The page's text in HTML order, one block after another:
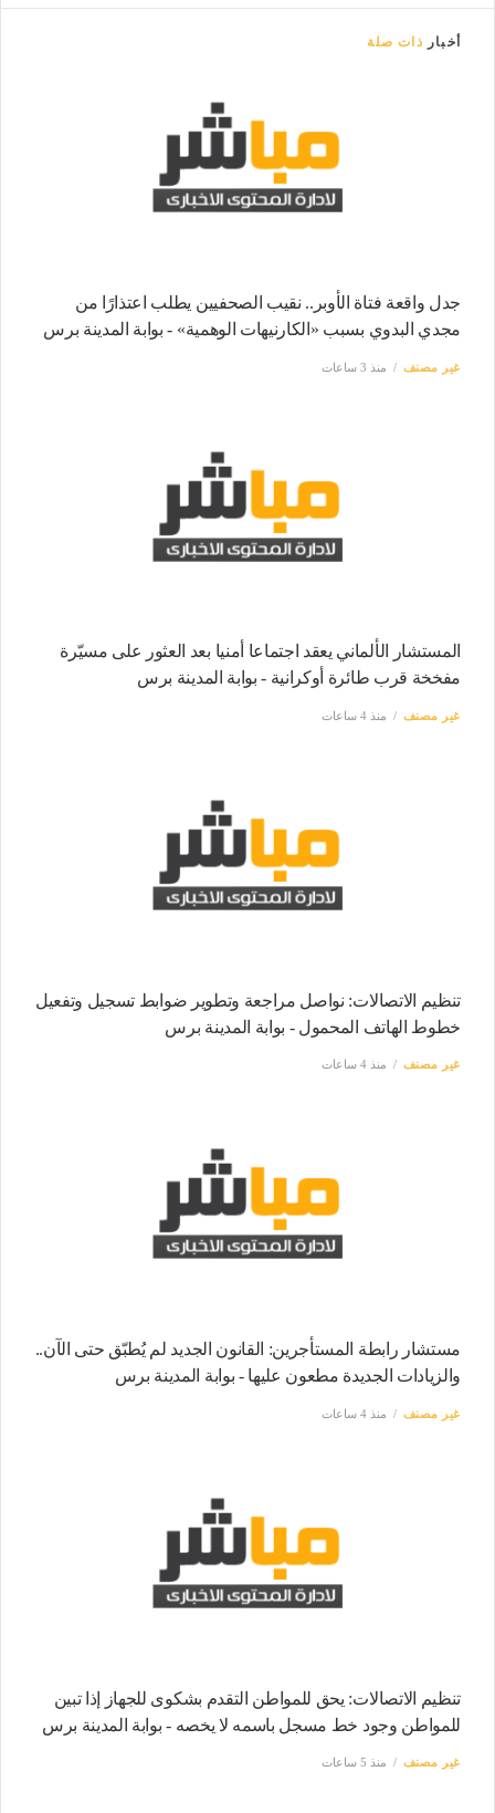
أخبار ذات صلة
جدل واقعة فتاة الأوبر.. نقيب الصحفيين يطلب اعتذارًا من
مجدي البدوي بسبب «الكارنيهات الوهمية» - بوابة المدينة برس
غير مصنف منذ 3 ساعات
المستشار الألماني يعقد اجتماعا أمنيا بعد العثور على مسيّرة
مفخخة قرب طائرة أوكرانية - بوابة المدينة برس
غير مصنف منذ 4 ساعات
تنظيم الاتصالات: نواصل مراجعة وتطوير ضوابط تسجيل وتفعيل
خطوط الهاتف المحمول - بوابة المدينة برس
غير مصنف منذ 4 ساعات
مستشار رابطة المستأجرين: القانون الجديد لم يُطبّق حتى الآن..
والزيادات الجديدة مطعون عليها - بوابة المدينة برس
غير مصنف منذ 4 ساعات
تنظيم الاتصالات: يحق للمواطن التقدم بشكوى للجهاز إذا تبين
للمواطن وجود خط مسجل باسمه لا يخصه - بوابة المدينة برس
غير مصنف منذ 5 ساعات